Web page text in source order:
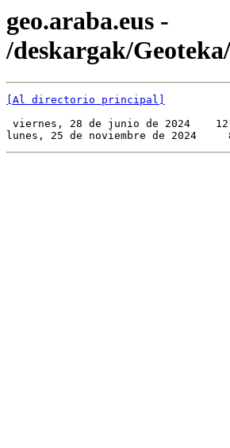
geo.araba.eus -
/deskargak/
[Al directorio principal]
viernes, 28 de junio de 2024
lunes, 25 de noviembre de 2024